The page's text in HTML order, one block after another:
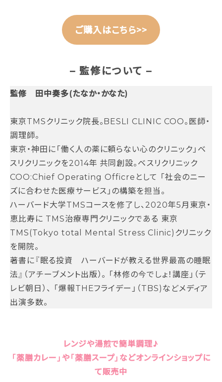
ご購入はこちら>>
– 監修について –
監修 田中奏多(たなか・かなた)
東京TMSクリニック院長。BESLI CLINIC COO。医師・
調理師。
東京・神田に「働く人の薬に頼らない心のクリニック」ベ
スリクリニックを2014年 共同創設。ベスリクリニック
COO:Chief Operating Officre​として 「社会のニー
ズに合わせた医療サービス」の構築を担当。
ハーバード大学TMSコースを修了し、2020年5月東京・
恵比寿に TMS治療専門クリニックである 東京
TMS(Tokyo total Mental Stress Clinic)クリニック
を開院。
著書に『眠る投資 ハーバードが教える世界最高の睡眠
法』（アチーブメント出版）。 「林修の今でしょ！講座」（テ
レビ朝日）、 「爆報THEフライデー」（TBS)などメディア
出演多数。
レンジや湯煎で簡単調理♪
「薬膳カレー」や「薬膳スープ」などオンラインショップに
て販売中